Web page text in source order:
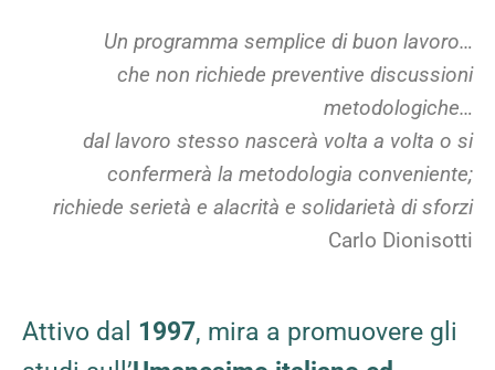
Un programma semplice di buon lavoro…
che non richiede preventive discussioni
metodologiche…
dal lavoro stesso nascerà volta a volta o si
confermerà la metodologia conveniente;
richiede serietà e alacrità e solidarietà di sforzi
Carlo Dionisotti
Attivo dal 1997, mira a promuovere gli